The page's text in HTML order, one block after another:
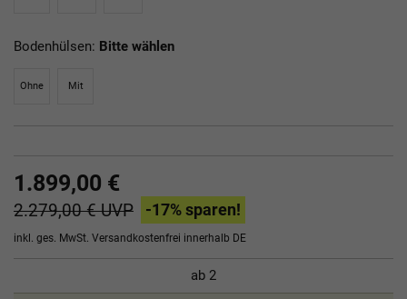
Bodenhülsen: Bitte wählen
Ohne Mit
1.899,00 €
2.279,00 €UVP -17% sparen!
inkl. ges. MwSt. Versandkostenfrei innerhalb DE
ab 2